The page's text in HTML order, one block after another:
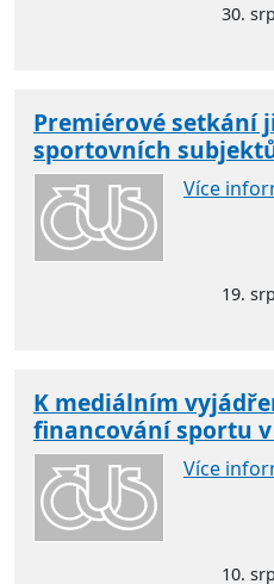
30.
Premiérové setkání
sportovních
Více
19.
K mediálním
financování sportu
Více
10.